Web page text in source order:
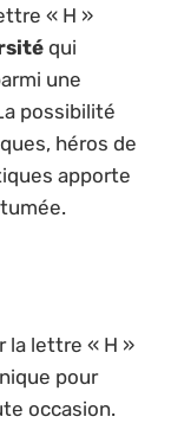
« H »
qui
une
possibilité
héros de
apporte
la lettre « H »
pour
occasion.